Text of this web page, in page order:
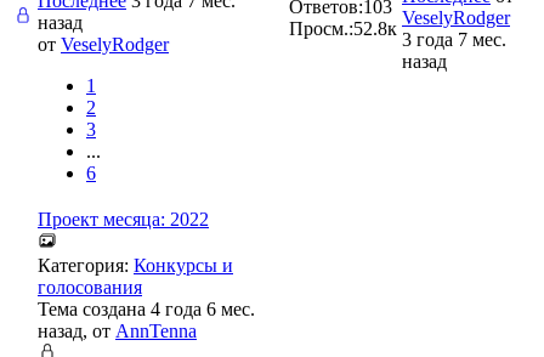
назад
от VeselyRodger
1
2
3
...
6
Ответов:103
Просм.:52.8к
VeselyRodger
3 года 7 мес.
назад
Проект месяца: 2022
Категория: Конкурсы и
голосования
Тема создана 4 года 6 мес.
назад, от AnnTenna